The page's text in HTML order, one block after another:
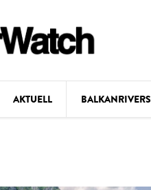
AKTUELL BALKANRIVERS